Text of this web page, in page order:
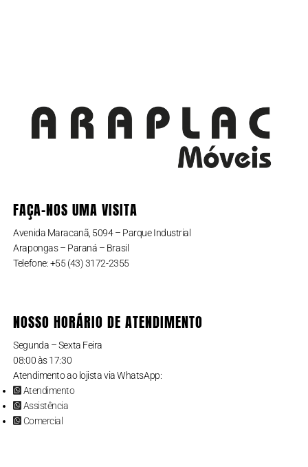
FAÇA-NOS UMA VISITA
Avenida Maracanã, 5094 – Parque Industrial
Arapongas – Paraná – Brasil
Telefone: +55 (43) 3172-2355
NOSSO HORÁRIO DE ATENDIMENTO
Segunda – Sexta Feira
08:00 às 17:30
Atendimento ao lojista via WhatsApp:
Atendimento
Assistência
Comercial